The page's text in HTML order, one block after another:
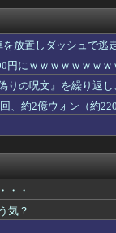
不
放置しダッシュで逃
円にｗｗｗｗｗｗｗｗ
りの呪文』を繰り返
、約2億ウォン（約
・・
気？